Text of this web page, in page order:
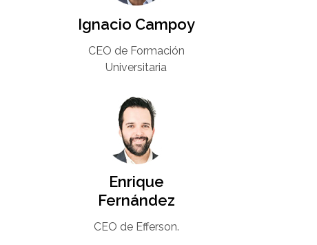
Ignacio Campoy​
CEO de Formación
Universitaria​
Enrique
Fernández
CEO de Efferson.